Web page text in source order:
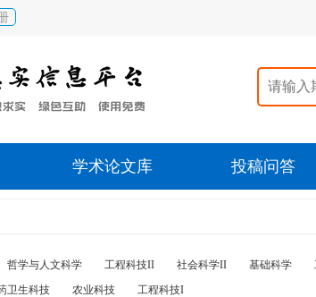
学术论文库 投稿问答
哲学与人文科学 工程科技II 社会科学II 基础科学
卫生科技 农业科技 工程科技I